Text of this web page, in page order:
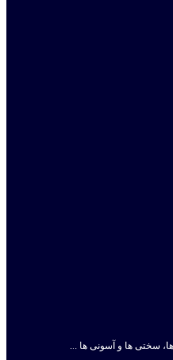
سختی ها و آسونی ها ...